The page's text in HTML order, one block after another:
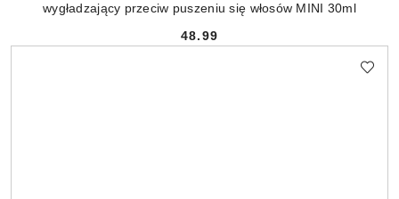
wygładzający przeciw puszeniu się włosów MINI 30ml
Cena:
48.99